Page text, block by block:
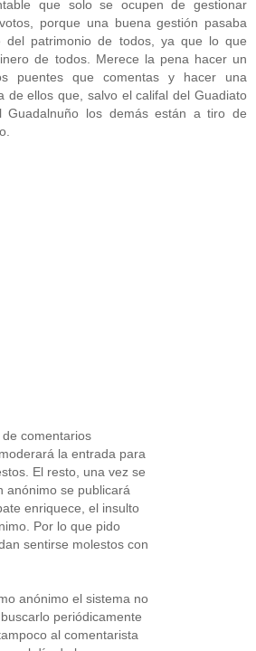
que solo se ocupen de gestionar
porque una buena gestión pasaba
del patrimonio de todos, ya que lo que
de todos. Merece la pena hacer un
puentes que comentas y hacer una
de ellos que, salvo el califal del Guadiato
Guadalnuño los demás están a tiro de
comentarios
la entrada para
El resto, una vez se
anónimo se publicará
enriquece, el insulto
Por lo que pido
sentirse molestos con
anónimo el sistema no
periódicamente
al comentarista